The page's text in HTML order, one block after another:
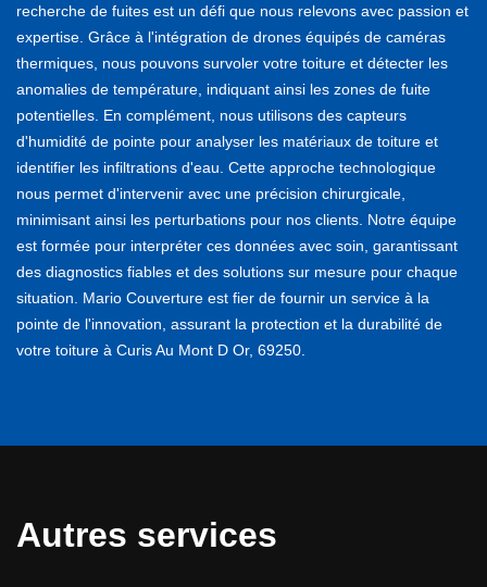
recherche de fuites est un défi que nous relevons avec passion et
expertise. Grâce à l'intégration de drones équipés de caméras
thermiques, nous pouvons survoler votre toiture et détecter les
anomalies de température, indiquant ainsi les zones de fuite
potentielles. En complément, nous utilisons des capteurs
d'humidité de pointe pour analyser les matériaux de toiture et
identifier les infiltrations d'eau. Cette approche technologique
nous permet d'intervenir avec une précision chirurgicale,
minimisant ainsi les perturbations pour nos clients. Notre équipe
est formée pour interpréter ces données avec soin, garantissant
des diagnostics fiables et des solutions sur mesure pour chaque
situation. Mario Couverture est fier de fournir un service à la
pointe de l'innovation, assurant la protection et la durabilité de
votre toiture à Curis Au Mont D Or, 69250.
Autres services